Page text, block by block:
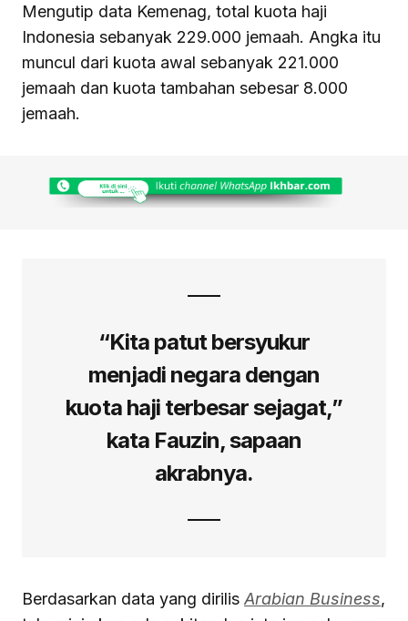
Mengutip data Kemenag, total kuota haji
Indonesia sebanyak 229.000 jemaah. Angka itu
muncul dari kuota awal sebanyak 221.000
jemaah dan kuota tambahan sebesar 8.000
jemaah.
“Kita patut bersyukur
menjadi negara dengan
kuota haji terbesar sejagat,”
kata Fauzin, sapaan
akrabnya.
Berdasarkan data yang dirilis Arabian Business,